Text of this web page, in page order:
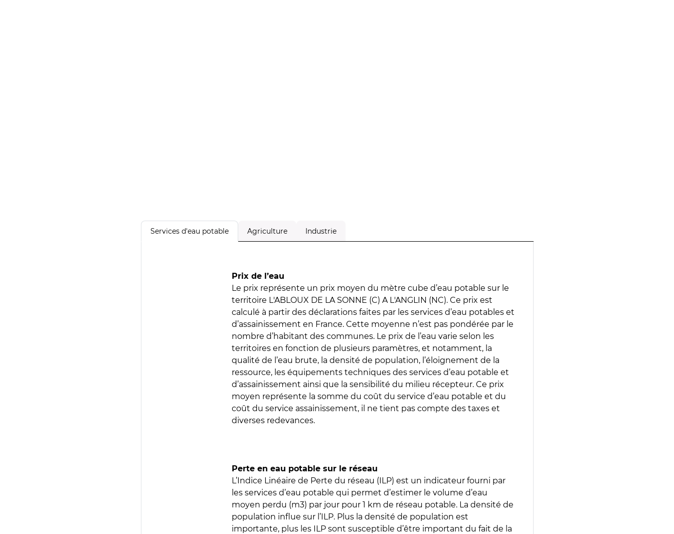
Services d'eau potable Agriculture Industrie
Prix de l’eau
Le prix représente un prix moyen du mètre cube d’eau potable sur le
territoire L'ABLOUX DE LA SONNE (C) A L'ANGLIN (NC). Ce prix est
calculé à partir des déclarations faites par les services d’eau potables et
d’assainissement en France. Cette moyenne n’est pas pondérée par le
nombre d’habitant des communes. Le prix de l’eau varie selon les
territoires en fonction de plusieurs paramètres, et notamment, la
qualité de l’eau brute, la densité de population, l’éloignement de la
ressource, les équipements techniques des services d’eau potable et
d’assainissement ainsi que la sensibilité du milieu récepteur. Ce prix
moyen représente la somme du coût du service d’eau potable et du
coût du service assainissement, il ne tient pas compte des taxes et
diverses redevances.
Perte en eau potable sur le réseau
L’Indice Linéaire de Perte du réseau (ILP) est un indicateur fourni par
les services d’eau potable qui permet d’estimer le volume d’eau
moyen perdu (m3) par jour pour 1 km de réseau potable. La densité de
population influe sur l’ILP. Plus la densité de population est
importante, plus les ILP sont susceptible d’être important du fait de la